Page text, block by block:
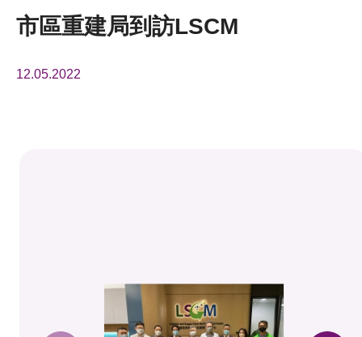
市區重建局到訪LSCM
12.05.2022